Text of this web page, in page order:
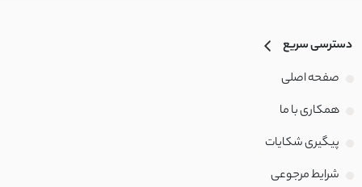
دسترسی سریع
صفحه اصلی
همکاری با ما
پیگیری شکایات
شرایط مرجوعی